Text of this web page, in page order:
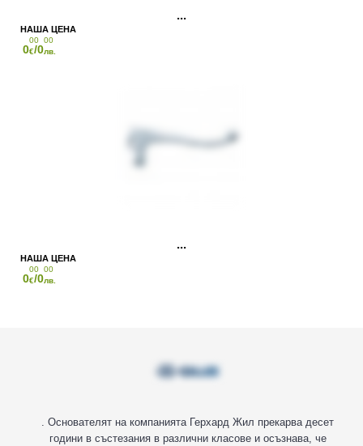
. Основателят на компанията Герхард Жил прекарва десет
години в състезания в различни класове и осъзнава, че
0
00
€/0
00
лв.
0
00
€/0
00
лв.